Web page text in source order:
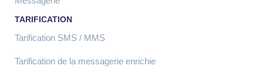
TARIFICATION
Tarification SMS / MMS
Tarification de la messagerie enrichie